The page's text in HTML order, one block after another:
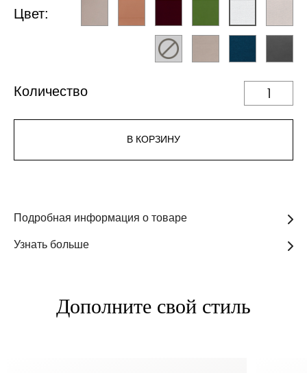
Цвет:
Количество
В КОРЗИНУ
Подробная информация о товаре
Узнать больше
Дополните свой стиль